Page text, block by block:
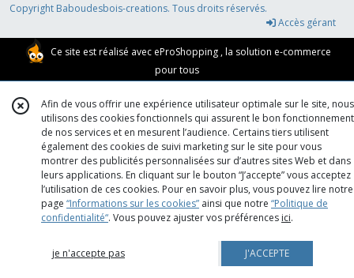
Copyright Baboudesbois-creations. Tous droits réservés.
Accès gérant
Ce site est réalisé avec eProShopping , la solution e-commerce
pour tous
Afin de vous offrir une expérience utilisateur optimale sur le site, nous
utilisons des cookies fonctionnels qui assurent le bon fonctionnement
de nos services et en mesurent l’audience. Certains tiers utilisent
également des cookies de suivi marketing sur le site pour vous
montrer des publicités personnalisées sur d’autres sites Web et dans
leurs applications. En cliquant sur le bouton “J’accepte” vous acceptez
l’utilisation de ces cookies. Pour en savoir plus, vous pouvez lire notre
page “Informations sur les cookies” ainsi que notre “Politique de
confidentialité“. Vous pouvez ajuster vos préférences ici.
je n'accepte pas J'ACCEPTE